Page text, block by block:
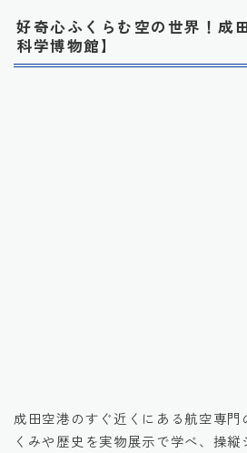
好奇心ふくらむ空の世界！成
科学博物館】
成田空港のすぐ近くにある航空専門
くみや歴史を実物展示で学べ、操